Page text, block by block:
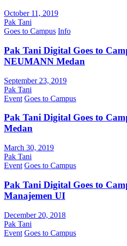
October 11, 2019
Pak Tani
Goes to Campus Info
Pak Tani Digital Goes to
NEUMANN Medan
September 23, 2019
Pak Tani
Event Goes to Campus
Pak Tani Digital Goes to
Medan
March 30, 2019
Pak Tani
Event Goes to Campus
Pak Tani Digital Goes to
Manajemen UI
December 20, 2018
Pak Tani
Event Goes to Campus